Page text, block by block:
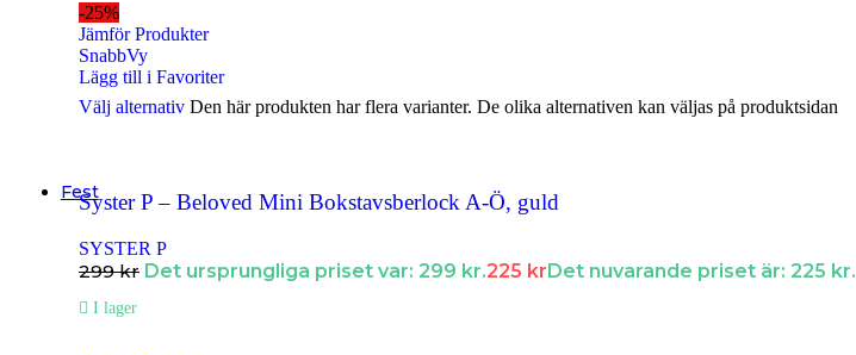
Alla Festsmycken
Smyckendahls, tusentals smycken i lager från utvalda leverantörer.
Fest
Halsband Dam
-25%
Jämför Produkter
SnabbVy
Lägg till i Favoriter
Välj alternativ Den här produkten har flera varianter. De olika alternativen kan väljas på produktsidan
Syster P – Beloved Mini Bokstavsberlock A-Ö, guld
SYSTER P
299kr Det ursprungliga priset var: 299 kr.225 krDet nuvarande priset är: 225 kr.
I lager